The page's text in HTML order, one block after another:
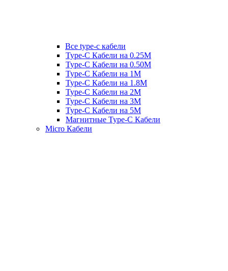
Все type-c кабели
Type-C Кабели на 0.25М
Type-C Кабели на 0.50М
Type-C Кабели на 1М
Type-C Кабели на 1.8М
Type-C Кабели на 2М
Type-C Кабели на 3М
Type-C Кабели на 5М
Магнитные Type-C Кабели
Micro Кабели